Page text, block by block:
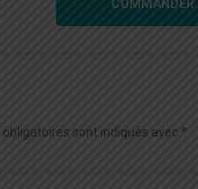
COMMANDER
obligatoires sont indiqués avec*